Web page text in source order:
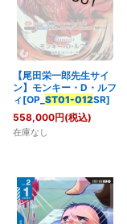
並び順:
【尾田栄一郎先生サイ
ン】モンキー・D・ルフ
ィ[OP_ ST01-012SR]
558,000円(税込)
在庫なし